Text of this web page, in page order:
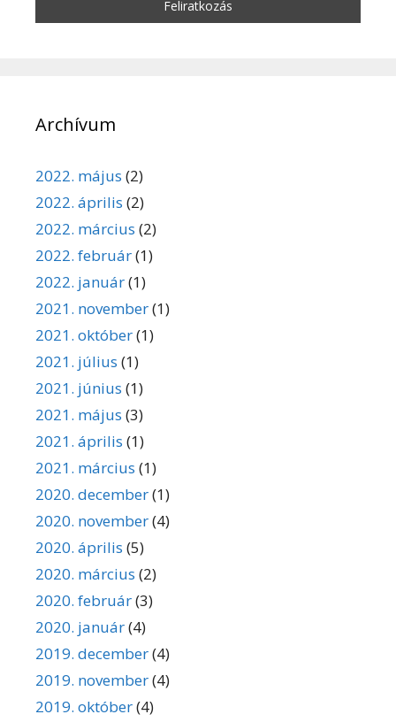
Archívum
2022. május (2)
2022. április (2)
2022. március (2)
2022. február(1)
2022. január(1)
2021. november(1)
2021. október(1)
2021. július (1)
2021. június (1)
2021. május (3)
2021. április (1)
2021. március (1)
2020. december(1)
2020. november(4)
2020. április (5)
2020. március (2)
2020. február(3)
2020. január(4)
2019. december(4)
2019. november(4)
2019. október(4)